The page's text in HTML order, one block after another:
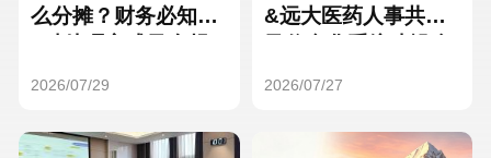
Hong Kong Macau
么分摊？财务必知的
2026/07/29
&远大医药人事共享
2026/07/27